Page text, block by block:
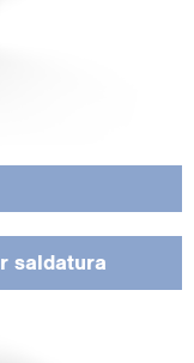
sal­da­tu­ra
pro­teg­ge­re i sen­so­ri da
di sal­da­tu­ra.